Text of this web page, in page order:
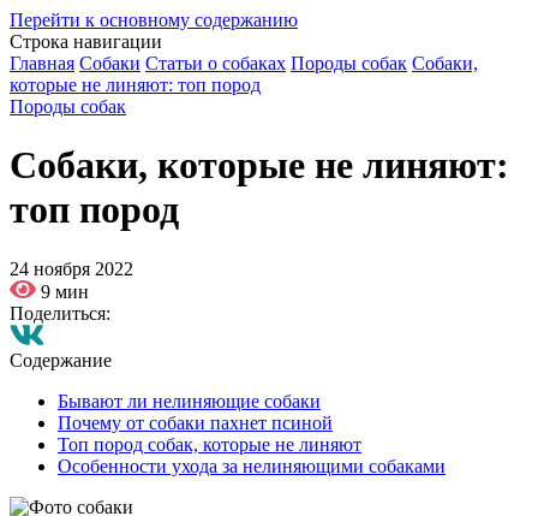
Перейти к основному содержанию
Строка навигации
Главная Собаки Статьи о собаках Породы собак Собаки,
которые не линяют: топ пород
Породы собак
Собаки, которые не линяют:
топ пород
24 ноября 2022
9 мин
Поделиться:
Содержание
Бывают ли нелиняющие собаки
Почему от собаки пахнет псиной
Топ пород собак, которые не линяют
Особенности ухода за нелиняющими собаками